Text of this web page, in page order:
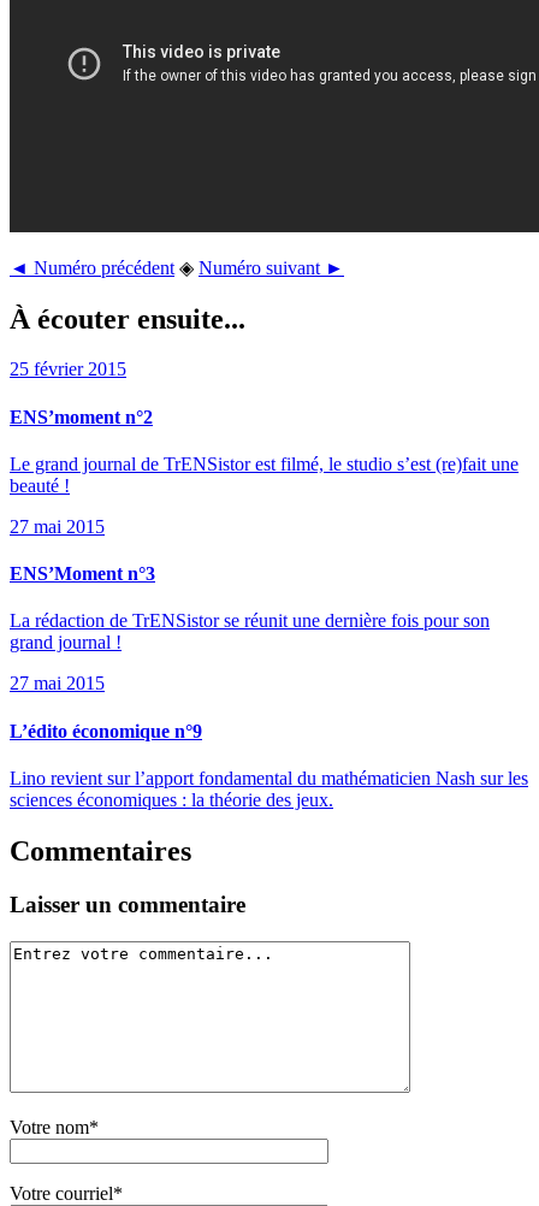
◄ Numéro précédent ◈ Numéro suivant ►
À écouter ensuite...
25 février 2015
ENS’moment n°2
Le grand journal de TrENSistor est filmé, le studio s’est (re)fait une
beauté !
27 mai 2015
ENS’Moment n°3
La rédaction de TrENSistor se réunit une dernière fois pour son
grand journal !
27 mai 2015
L’édito économique n°9
Lino revient sur l’apport fondamental du mathématicien Nash sur les
sciences économiques : la théorie des jeux.
Commentaires
Laisser un commentaire
Votre nom*
Votre courriel*